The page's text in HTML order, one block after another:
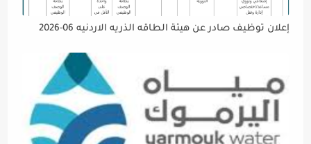
إعلان توظيف صادر عن هيئة الطاقه الذريه الاردنيه 06-2026